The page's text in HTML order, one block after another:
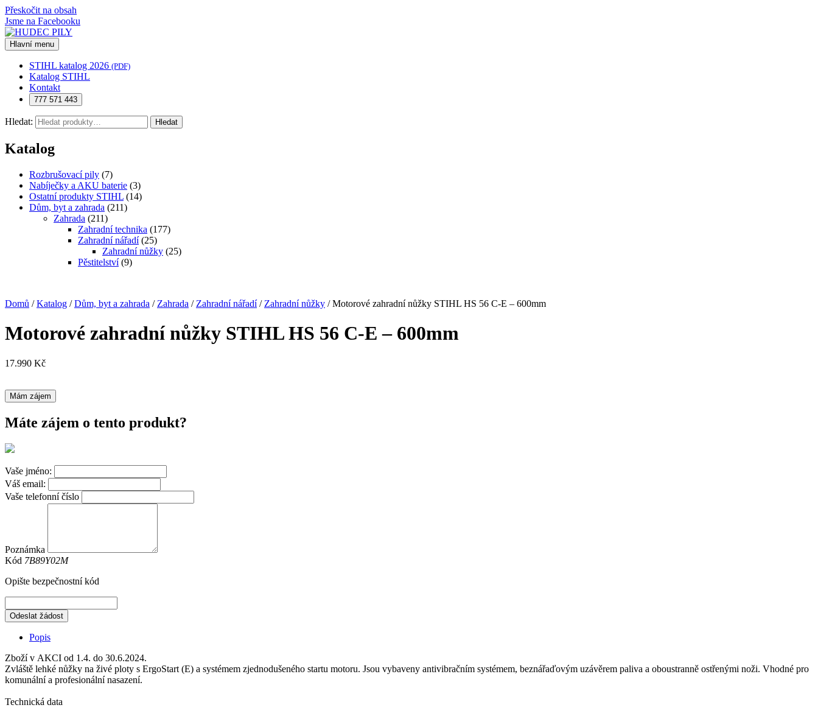
Přeskočit na obsah
Jsme na Facebooku
Hlavní menu
STIHL katalog 2026 (PDF)
Katalog STIHL
Kontakt
777 571 443
Hledat: Hledat
Katalog
Rozbrušovací pily (7)
Nabíječky a AKU baterie (3)
Ostatní produkty STIHL (14)
Dům, byt a zahrada (211)
Zahrada (211)
Zahradní technika (177)
Zahradní nářadí (25)
Zahradní nůžky (25)
Pěstitelství (9)
Domů /Katalog /Dům, byt a zahrada / Zahrada / Zahradní nářadí/ Zahradní nůžky / Motorové zahradní nůžky STIHL HS 56 C-E – 600mm
Motorové zahradní nůžky STIHL HS 56 C-E – 600mm
17.990 Kč
Mám zájem
Máte zájem o tento produkt?
Vaše jméno:
Váš email:
Vaše telefonní číslo
Poznámka
Kód 7B89Y02M
Opište bezpečnostní kód
Odeslat žádost
Popis
Zboží v AKCI od 1.4. do 30.6.2024.
Zvláště lehké nůžky na živé ploty s ErgoStart (E) a systémem zjednodušeného startu motoru. Jsou vybaveny antivibračním systémem, beznářaďovým uzávěrem paliva a oboustranně ostřenými noži. Vhodné pro
komunální a profesionální nasazení.
Technická data